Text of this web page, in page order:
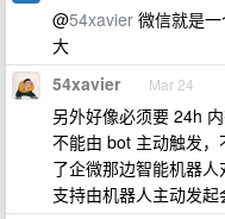
@54xavier 微信就是
大
54xavier Mar 24
另外好像必须要 24h
不能由 bot 主动触发
了企微那边智能机器
支持由机器人主动发起